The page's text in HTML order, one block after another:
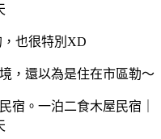
也很特別XD
，還以為是住在市區勒～